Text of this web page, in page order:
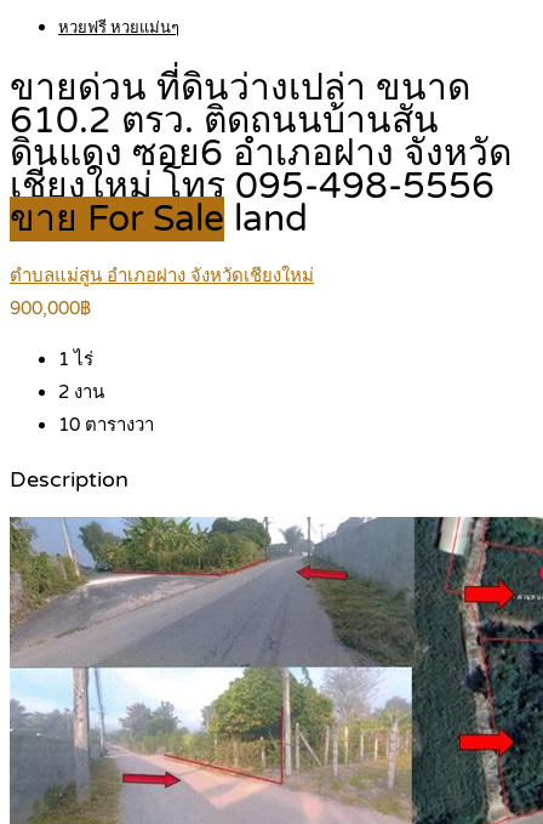
หวยฟรี หวยแม่นๆ
ขายด่วน ที่ดินว่างเปล่า ขนาด
610.2 ตรว. ติดถนนบ้านสัน
ดินแดง ซอย6 อำเภอฝาง จังหวัด
เชียงใหม่ โทร 095-498-5556
ขาย For Sale land
ตำบลแม่สูน อำเภอฝาง จังหวัดเชียงใหม่
900,000฿
1 ไร่
2 งาน
10 ตารางวา
Description